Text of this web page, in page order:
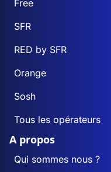
Free
SFR
RED by SFR
Orange
Sosh
Tous les opérateurs
A propos
Qui sommes nous ?